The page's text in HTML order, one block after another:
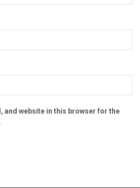
and website in this browser for the